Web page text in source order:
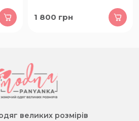
1 800 грн
великих розмірів